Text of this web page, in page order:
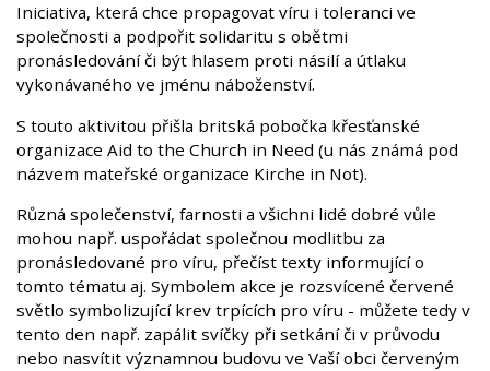
Iniciativa, která chce propagovat víru i toleranci ve
společnosti a podpořit solidaritu s obětmi
pronásledování či být hlasem proti násilí a útlaku
vykonávaného ve jménu náboženství.
S touto aktivitou přišla britská pobočka křesťanské
organizace Aid to the Church in Need (u nás známá pod
názvem mateřské organizace Kirche in Not).
Různá společenství, farnosti a všichni lidé dobré vůle
mohou např. uspořádat společnou modlitbu za
pronásledované pro víru, přečíst texty informující o
tomto tématu aj. Symbolem akce je rozsvícené červené
světlo symbolizující krev trpících pro víru - můžete tedy v
tento den např. zapálit svíčky při setkání či v průvodu
nebo nasvítit významnou budovu ve Vaší obci červeným